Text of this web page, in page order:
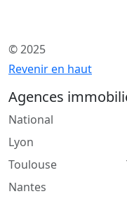
© 2025
Revenir en haut
Agences
National
Lyon
Toulouse
Nantes